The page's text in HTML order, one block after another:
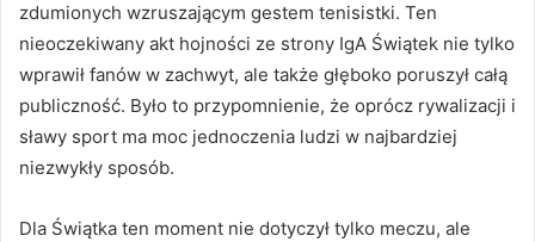
zdumionych wzruszającym gestem tenisistki. Ten
nieoczekiwany akt hojności ze strony IgA Świątek nie tylko
wprawił fanów w zachwyt, ale także głęboko poruszył całą
publiczność. Było to przypomnienie, że oprócz rywalizacji i
sławy sport ma moc jednoczenia ludzi w najbardziej
niezwykły sposób.
Dla Świątka ten moment nie dotyczył tylko meczu, ale